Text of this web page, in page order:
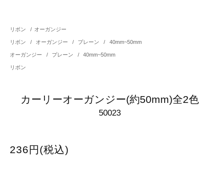
リボン / オーガンジー
リボン / オーガンジー / プレーン / 40mm~50mm
オーガンジー / プレーン / 40mm~50mm
リボン
カーリーオーガンジー(約50mm)全2色
50023
236円(税込)